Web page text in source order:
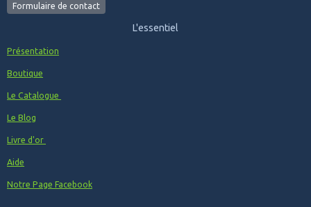
Formulaire de contact
L'essentiel
Présentation
Boutique
Le Catalogue
Le Blog
Livre d'or
Aide
Notre Page Facebook